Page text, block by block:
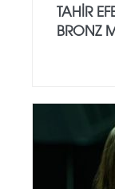
TAHIR
BRONZ